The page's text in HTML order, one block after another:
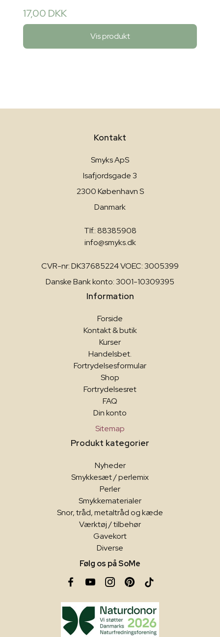
17,00 DKK
Vis produkt
Kontakt
Smyks ApS
Isafjordsgade 3
2300 København S
Danmark
Tlf.: 88385908
info@smyks.dk
CVR-nr: DK37685224 VOEC: 3005399
Danske Bank konto: 3001-10309395
Information
Forside
Kontakt & butik
Kurser
Handelsbet.
Fortrydelsesformular
Shop
Fortrydelsesret
FAQ
Din konto
Sitemap
Produkt kategorier
Nyheder
Smykkesæt / perlemix
Perler
Smykkematerialer
Snor, tråd, metaltråd og kæde
Værktøj / tilbehør
Gavekort
Diverse
Følg os på SoMe